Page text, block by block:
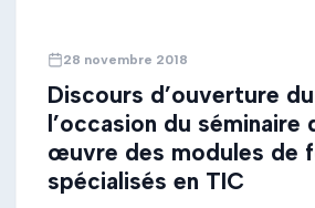
28 novembre 2018
Discours d’ouverture
l’occasion du séminaire
œuvre des modules de
spécialisés en TIC